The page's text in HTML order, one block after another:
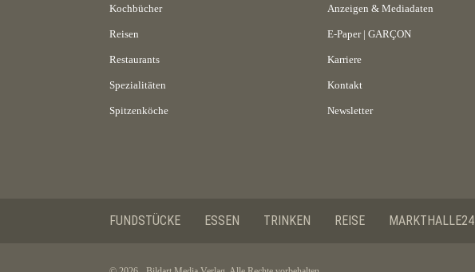
Kochbücher
Reisen
Restaurants
Spezialitäten
Spitzenköche
Anzeigen & Mediadaten
E-Paper | GARÇON
Karriere
Kontakt
Newsletter
FUNDSTÜCKE ESSEN TRINKEN REISE MARKTHALLE24